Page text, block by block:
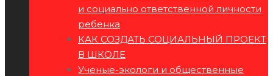
и социально ответственной личности
ребенка
КАК СОЗДАТЬ СОЦИАЛЬНЫЙ ПРОЕКТ
В ШКОЛЕ
Ученые-экологи и общественные